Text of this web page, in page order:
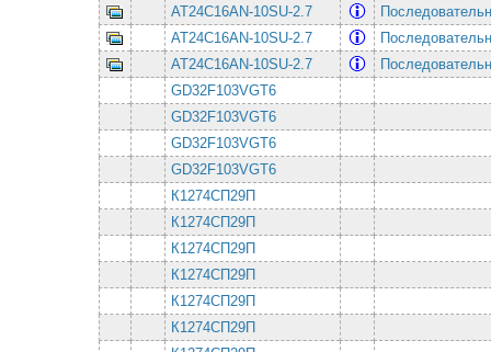
AT24C16AN-10SU-2.7
AT24C16AN-10SU-2.7
AT24C16AN-10SU-2.7
GD32F103VGT6
GD32F103VGT6
GD32F103VGT6
GD32F103VGT6
К1274СП29П
К1274СП29П
К1274СП29П
К1274СП29П
К1274СП29П
К1274СП29П